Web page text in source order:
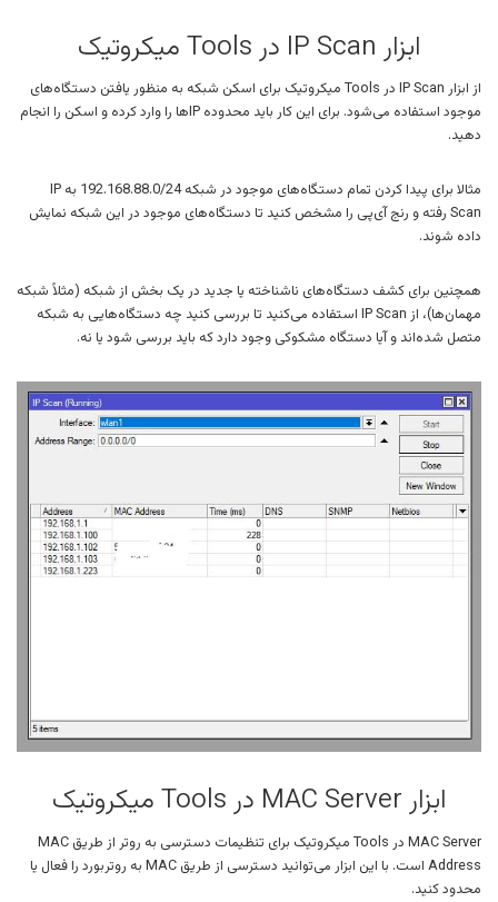
ابزار IP Scan در Tools میکروتیک
از ابزار IP Scan در Tools میکروتیک برای اسکن شبکه به منظور یافتن دستگاه‌های
موجود استفاده می‌شود. برای این کار باید محدوده IPها را وارد کرده و اسکن را انجام
دهید.
مثالا برای پیدا کردن تمام دستگاه‌های موجود در شبکه 192.168.88.0/24 به IP
Scan رفته و رنج آی‌پی را مشخص کنید تا دستگاه‌های موجود در این شبکه نمایش
داده شوند.
همچنین برای کشف دستگاه‌های ناشناخته یا جدید در یک بخش از شبکه (مثلاً شبکه
مهمان‌ها)، از IP Scan استفاده می‌کنید تا بررسی کنید چه دستگاه‌هایی به شبکه
متصل شده‌اند و آیا دستگاه مشکوکی وجود دارد که باید بررسی شود یا نه.
ابزار MAC Server در Tools میکروتیک
MAC Server در Tools میکروتیک برای تنظیمات دسترسی به روتر از طریق MAC
Address است. با این ابزار می‌توانید دسترسی از طریق MAC به روتربورد را فعال یا
محدود کنید.